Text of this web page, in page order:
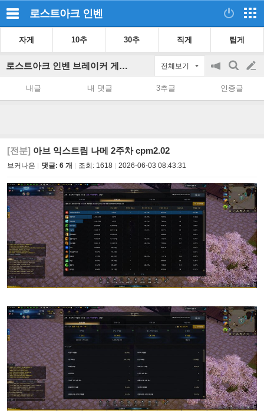
로스트아크 인벤
자게 10추 30추 직게 팁게
로스트아크 인벤 브레이커 게시판 전체보기
공
on/off
검
색
글
쓰
내글 내 댓글 3추글 인증글
[전분] 아브 익스트림 나메 2주차 cpm2.02
브커나은 댓글: 6 개 조회: 1618 2026-06-03 08:43:31